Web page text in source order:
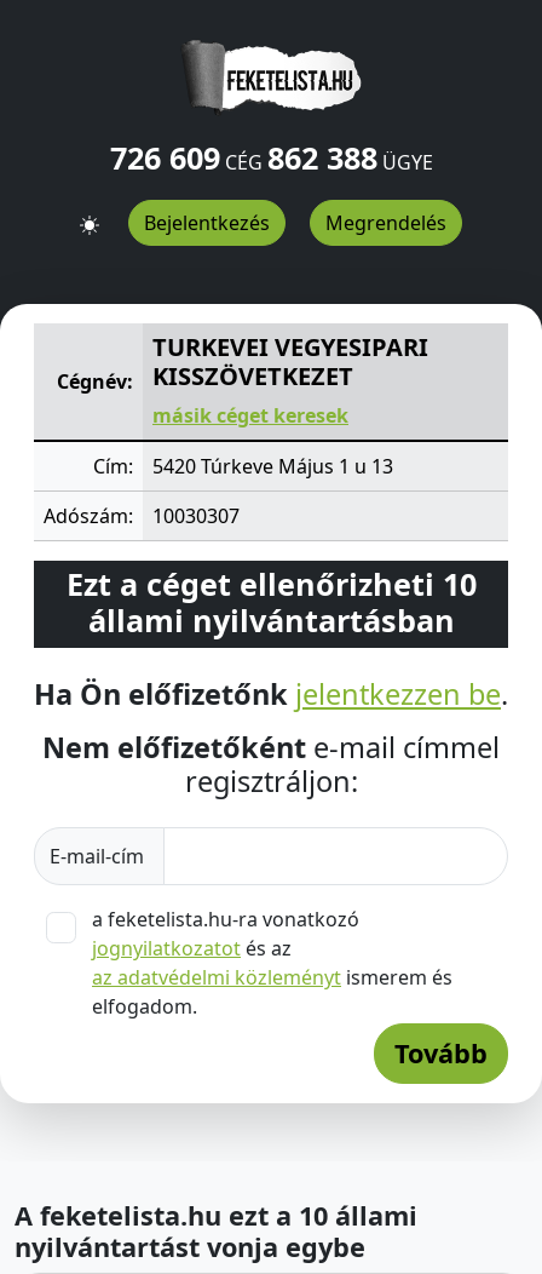
726 609CÉG 862 388ÜGYE
Bejelentkezés Megrendelés
TURKEVEI VEGYESIPARI KISSZÖVETKEZETMájus 1 u 13
Cégnév:
TURKEVEI VEGYESIPARI
KISSZÖVETKEZET
másik céget keresek
Cím:
5420 Túrkeve Május 1 u 13
Adószám:
10030307
Ezt a céget ellenőrizheti 10
állami nyilvántartásban
Ha Ön előfizetőnk jelentkezzen be.
Nem előfizetőként e-mail címmel
regisztráljon:
E-mail-cím
a feketelista.hu-ra vonatkozó
jognyilatkozatot és az
az adatvédelmi közleményt ismerem és
elfogadom.
Tovább
A feketelista.hu ezt a 10 állami
nyilvántartást vonja egybe